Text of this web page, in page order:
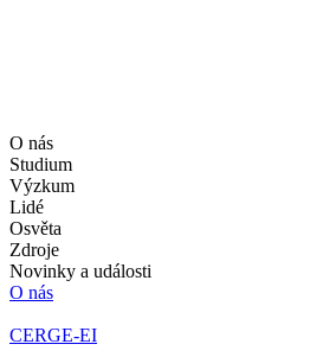
O nás
Studium
Výzkum
Lidé
Osvěta
Zdroje
Novinky a události
O nás
CERGE-EI